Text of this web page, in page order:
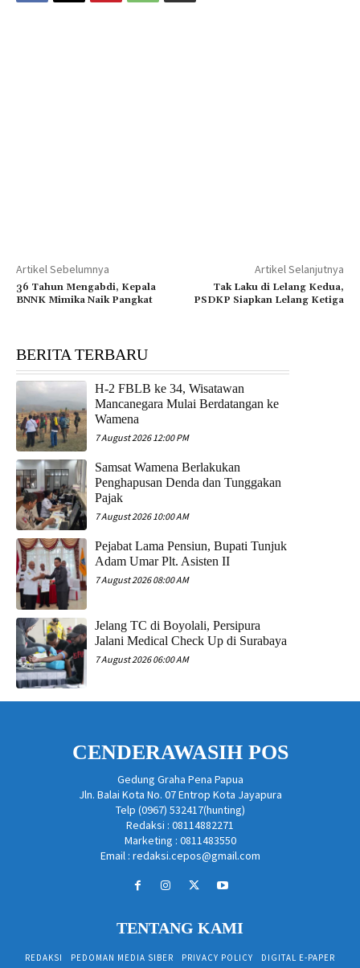
Artikel Sebelumnya
36 Tahun Mengabdi, Kepala
BNNK Mimika Naik Pangkat
Artikel Selanjutnya
Tak Laku di Lelang Kedua,
PSDKP Siapkan Lelang Ketiga
BERITA TERBARU
H-2 FBLB ke 34, Wisatawan
Mancanegara Mulai Berdatangan ke
Wamena
7 August 2026 12:00 PM
Samsat Wamena Berlakukan
Penghapusan Denda dan Tunggakan
Pajak
7 August 2026 10:00 AM
Pejabat Lama Pensiun, Bupati Tunjuk
Adam Umar Plt. Asisten II
7 August 2026 08:00 AM
Jelang TC di Boyolali, Persipura
Jalani Medical Check Up di Surabaya
7 August 2026 06:00 AM
CENDERAWASIH POS
Gedung Graha Pena Papua
Jln. Balai Kota No. 07 Entrop Kota Jayapura
Telp (0967) 532417(hunting)
Redaksi : 08114882271
Marketing : 0811483550
Email : redaksi.cepos@gmail.com
TENTANG KAMI
REDAKSI PEDOMAN MEDIA SIBER PRIVACY POLICY DIGITAL E-PAPER